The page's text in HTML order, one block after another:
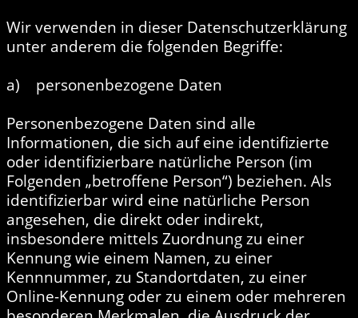
Wir verwenden in dieser Datenschutzerklärung
unter anderem die folgenden Begriffe:
a) personenbezogene Daten
Personenbezogene Daten sind alle
Informationen, die sich auf eine identifizierte
oder identifizierbare natürliche Person (im
Folgenden „betroffene Person“) beziehen. Als
identifizierbar wird eine natürliche Person
angesehen, die direkt oder indirekt,
insbesondere mittels Zuordnung zu einer
Kennung wie einem Namen, zu einer
Kennnummer, zu Standortdaten, zu einer
Online-Kennung oder zu einem oder mehreren